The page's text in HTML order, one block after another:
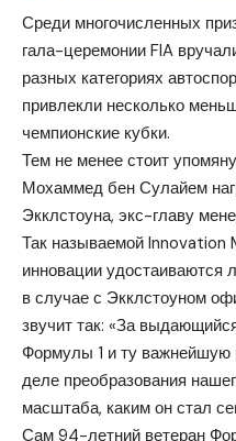
Среди многочисленных
гала-церемонии FIA
разных категориях
привлекли несколько
чемпионские кубки.
Тем не менее стоит
Мохаммед бен Сулайем
Экклстоуна, экс-главу
Так называемой Innovation
инновации удостаиваются
в случае с Экклстоуном
звучит так: «За
Формулы 1 и ту важнейшую
деле преобразования
масштаба, каким он стал
Сам 94-летний ветеран